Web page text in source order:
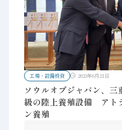
工場・設備投資 2023年6月21日
ソウルオブジャパン、
級の陸上養殖設備 アト
ン養殖